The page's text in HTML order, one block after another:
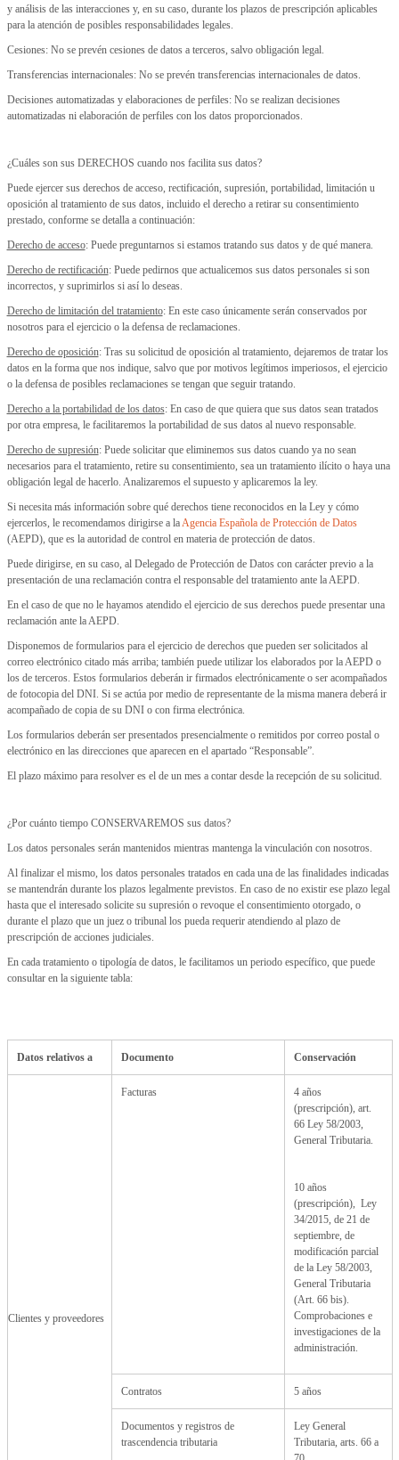
y análisis de las interacciones y, en su caso, durante los plazos de prescripción aplicables
para la atención de posibles responsabilidades legales.
Cesiones: No se prevén cesiones de datos a terceros, salvo obligación legal.
Transferencias internacionales: No se prevén transferencias internacionales de datos.
Decisiones automatizadas y elaboraciones de perfiles: No se realizan decisiones
automatizadas ni elaboración de perfiles con los datos proporcionados.
¿Cuáles son sus DERECHOS cuando nos facilita sus datos?
Puede ejercer sus derechos de acceso, rectificación, supresión, portabilidad, limitación u
oposición al tratamiento de sus datos, incluido el derecho a retirar su consentimiento
prestado, conforme se detalla a continuación:
Derecho de acceso: Puede preguntarnos si estamos tratando sus datos y de qué manera.
Derecho de rectificación: Puede pedirnos que actualicemos sus datos personales si son
incorrectos, y suprimirlos si así lo deseas.
Derecho de limitación del tratamiento: En este caso únicamente serán conservados por
nosotros para el ejercicio o la defensa de reclamaciones.
Derecho de oposición: Tras su solicitud de oposición al tratamiento, dejaremos de tratar los
datos en la forma que nos indique, salvo que por motivos legítimos imperiosos, el ejercicio
o la defensa de posibles reclamaciones se tengan que seguir tratando.
Derecho a la portabilidad de los datos: En caso de que quiera que sus datos sean tratados
por otra empresa, le facilitaremos la portabilidad de sus datos al nuevo responsable.
Derecho de supresión: Puede solicitar que eliminemos sus datos cuando ya no sean
necesarios para el tratamiento, retire su consentimiento, sea un tratamiento ilícito o haya una
obligación legal de hacerlo. Analizaremos el supuesto y aplicaremos la ley.
Si necesita más información sobre qué derechos tiene reconocidos en la Ley y cómo
ejercerlos, le recomendamos dirigirse a laAgencia Española de Protección de Datos
(AEPD), que es la autoridad de control en materia de protección de datos.
Puede dirigirse, en su caso, al Delegado de Protección de Datos con carácter previo a la
presentación de una reclamación contra el responsable del tratamiento ante la AEPD.
En el caso de que no le hayamos atendido el ejercicio de sus derechos puede presentar una
reclamación ante la AEPD.
Disponemos de formularios para el ejercicio de derechos que pueden ser solicitados al
correo electrónico citado más arriba; también puede utilizar los elaborados por la AEPD o
los de terceros. Estos formularios deberán ir firmados electrónicamente o ser acompañados
de fotocopia del DNI. Si se actúa por medio de representante de la misma manera deberá ir
acompañado de copia de su DNI o con firma electrónica.
Los formularios deberán ser presentados presencialmente o remitidos por correo postal o
electrónico en las direcciones que aparecen en el apartado “Responsable”.
El plazo máximo para resolver es el de un mes a contar desde la recepción de su solicitud.
¿Por cuánto tiempo CONSERVAREMOS sus datos?
Los datos personales serán mantenidos mientras mantenga la vinculación con nosotros.
Al finalizar el mismo, los datos personales tratados en cada una de las finalidades indicadas
se mantendrán durante los plazos legalmente previstos. En caso de no existir ese plazo legal
hasta que el interesado solicite su supresión o revoque el consentimiento otorgado, o
durante el plazo que un juez o tribunal los pueda requerir atendiendo al plazo de
prescripción de acciones judiciales.
En cada tratamiento o tipología de datos, le facilitamos un periodo específico, que puede
consultar en la siguiente tabla:
Datos relativos a Documento Conservación
Clientes y proveedores
Facturas
4 años
(prescripción), art.
66 Ley 58/2003,
General Tributaria.
10 años
(prescripción), Ley
34/2015, de 21 de
septiembre, de
modificación parcial
de la Ley 58/2003,
General Tributaria
(Art. 66 bis).
Comprobaciones e
investigaciones de la
administración.
Contratos 5 años
Documentos y registros de
trascendencia tributaria
Ley General
Tributaria, arts. 66 a